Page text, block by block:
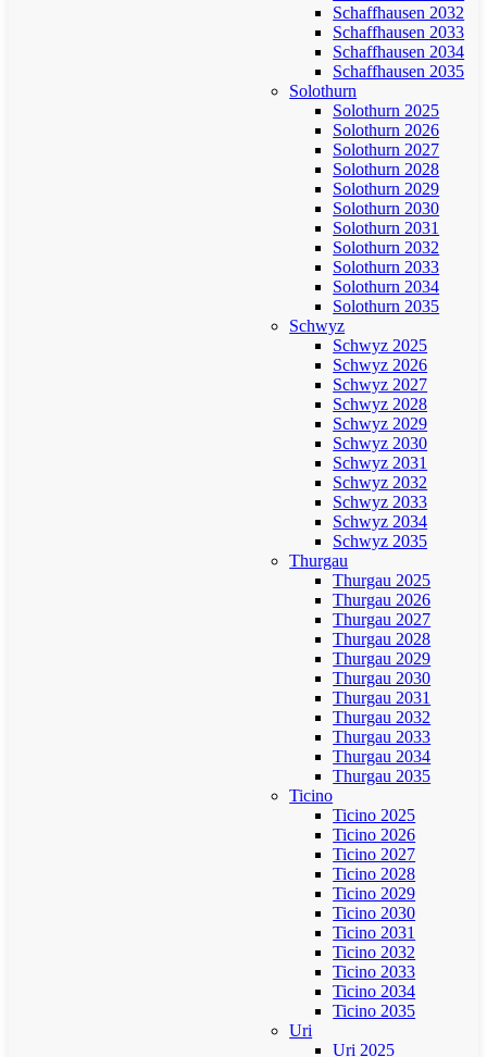
Schaffhausen 2032
Schaffhausen 2033
Schaffhausen 2034
Schaffhausen 2035
Solothurn
Solothurn 2025
Solothurn 2026
Solothurn 2027
Solothurn 2028
Solothurn 2029
Solothurn 2030
Solothurn 2031
Solothurn 2032
Solothurn 2033
Solothurn 2034
Solothurn 2035
Schwyz
Schwyz 2025
Schwyz 2026
Schwyz 2027
Schwyz 2028
Schwyz 2029
Schwyz 2030
Schwyz 2031
Schwyz 2032
Schwyz 2033
Schwyz 2034
Schwyz 2035
Thurgau
Thurgau 2025
Thurgau 2026
Thurgau 2027
Thurgau 2028
Thurgau 2029
Thurgau 2030
Thurgau 2031
Thurgau 2032
Thurgau 2033
Thurgau 2034
Thurgau 2035
Ticino
Ticino 2025
Ticino 2026
Ticino 2027
Ticino 2028
Ticino 2029
Ticino 2030
Ticino 2031
Ticino 2032
Ticino 2033
Ticino 2034
Ticino 2035
Uri
Uri 2025